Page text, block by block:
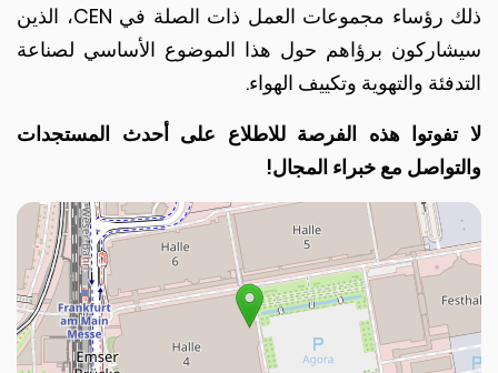
ذلك رؤساء مجموعات العمل ذات الصلة في CEN، الذين
برؤاهم حول هذا الموضوع الأساسي لصناعة
والتهوية وتكييف الهواء.
هذه الفرصة للاطلاع على أحدث المستجدات
مع خبراء المجال!